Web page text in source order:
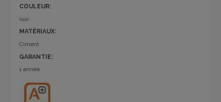
COULEUR:
noir
MATÉRIAUX:
Ciment
GARANTIE:
1 année